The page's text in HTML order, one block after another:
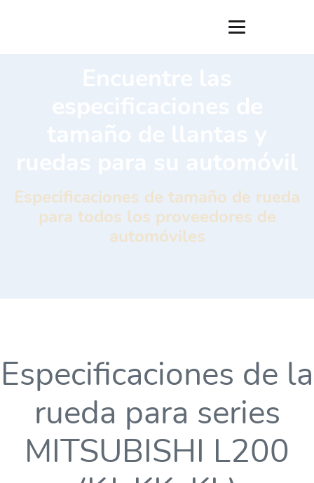
Especificaciones de tamaño de rueda
para todos los proveedores de
automóviles
Especificaciones de la
rueda para series
MITSUBISHI L200